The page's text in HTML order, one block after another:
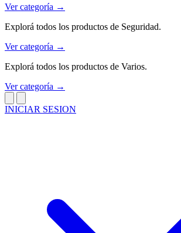
Ver categoría →
Explorá todos los productos de Seguridad.
Ver categoría →
Explorá todos los productos de Varios.
Ver categoría →
INICIAR SESION